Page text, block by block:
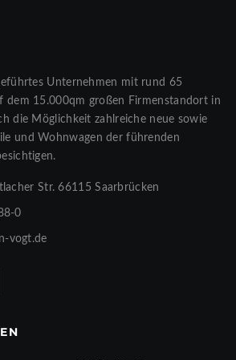
Unternehmen mit rund 65
dem 15.000qm großen Firmenstandort in
die Möglichkeit zahlreiche neue sowie
und Wohnwagen der führenden
Str. 66115 Saarbrücken
0
vogt.de